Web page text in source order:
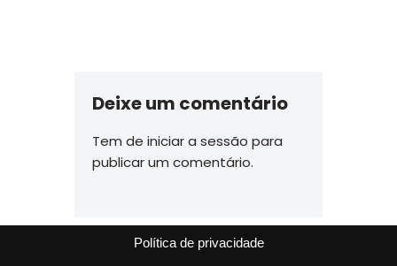
Deixe um comentário
Tem de iniciar a sessão para
publicar um comentário.
Política de privacidade